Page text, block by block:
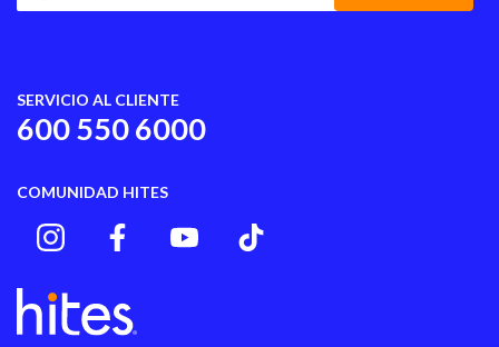
SERVICIO AL CLIENTE
600 550 6000
COMUNIDAD HITES